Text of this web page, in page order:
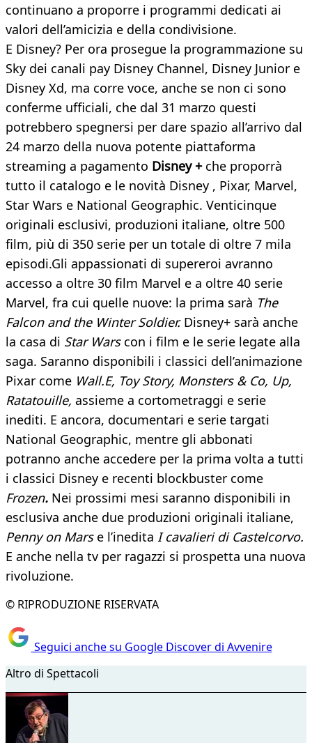
continuano a proporre i programmi dedicati ai
valori dell’amicizia e della condivisione.
E Disney? Per ora prosegue la programmazione su
Sky dei canali pay Disney Channel, Disney Junior e
Disney Xd, ma corre voce, anche se non ci sono
conferme ufficiali, che dal 31 marzo questi
potrebbero spegnersi per dare spazio all’arrivo dal
24 marzo della nuova potente piattaforma
streaming a pagamento Disney +che proporrà
tutto il catalogo e le novità Disney , Pixar, Marvel,
Star Wars e National Geographic. Venticinque
originali esclusivi, produzioni italiane, oltre 500
film, più di 350 serie per un totale di oltre 7 mila
episodi.Gli appassionati di supereroi avranno
accesso a oltre 30 film Marvel e a oltre 40 serie
Marvel, fra cui quelle nuove: la prima sarà The
Falcon and the Winter Soldier.Disney+ sarà anche
la casa di Star Warscon i film e le serie legate alla
saga. Saranno disponibili i classici dell’animazione
Pixar come Wall.E, Toy Story, Monsters & Co, Up,
Ratatouille, assieme a cortometraggi e serie
inediti. E ancora, documentari e serie targati
National Geographic, mentre gli abbonati
potranno anche accedere per la prima volta a tutti
i classici Disney e recenti blockbuster come
Frozen. Nei prossimi mesi saranno disponibili in
esclusiva anche due produzioni originali italiane,
Penny on Marse l’inedita I cavalieri di Castelcorvo.
E anche nella tv per ragazzi si prospetta una nuova
rivoluzione.
© RIPRODUZIONE RISERVATA
Seguici anche su Google Discover di Avvenire
Altro di Spettacoli